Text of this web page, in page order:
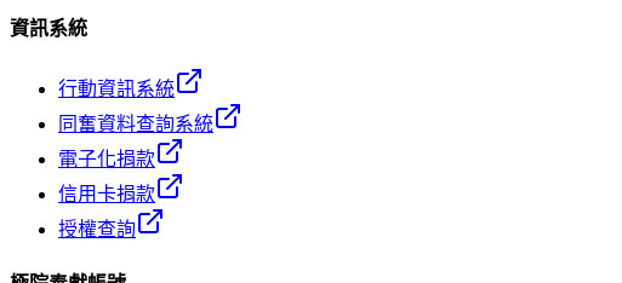
資訊系統
行動資訊系統
同奮資料查詢系統
電子化捐款
信用卡捐款
授權查詢